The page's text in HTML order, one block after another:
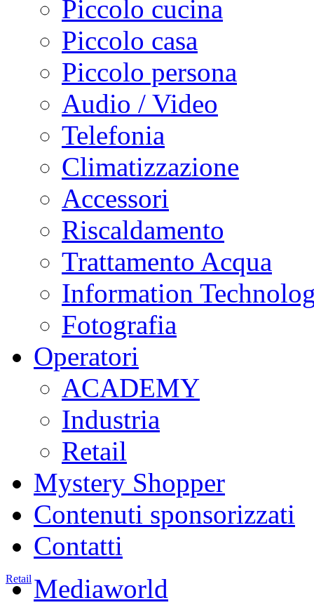
Piccolo cucina
Piccolo casa
Piccolo persona
Audio / Video
Telefonia
Climatizzazione
Accessori
Riscaldamento
Trattamento Acqua
Information
Fotografia
Operatori
ACADEMY
Industria
Retail
Mystery Shopper
Contenuti sponsorizzati
Contatti
Retail Mediaworld